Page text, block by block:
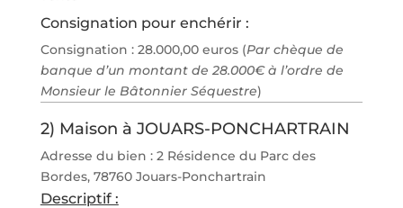
Consignation pour enchérir :
Consignation : 28.000,00 euros (Par chèque de
banque d’un montant de 28.000€ à l’ordre de
Monsieur le Bâtonnier Séquestre)
2) Maison à JOUARS-PONCHARTRAIN
Adresse du bien : 2 Résidence du Parc des
Bordes, 78760 Jouars-Ponchartrain
Descriptif :